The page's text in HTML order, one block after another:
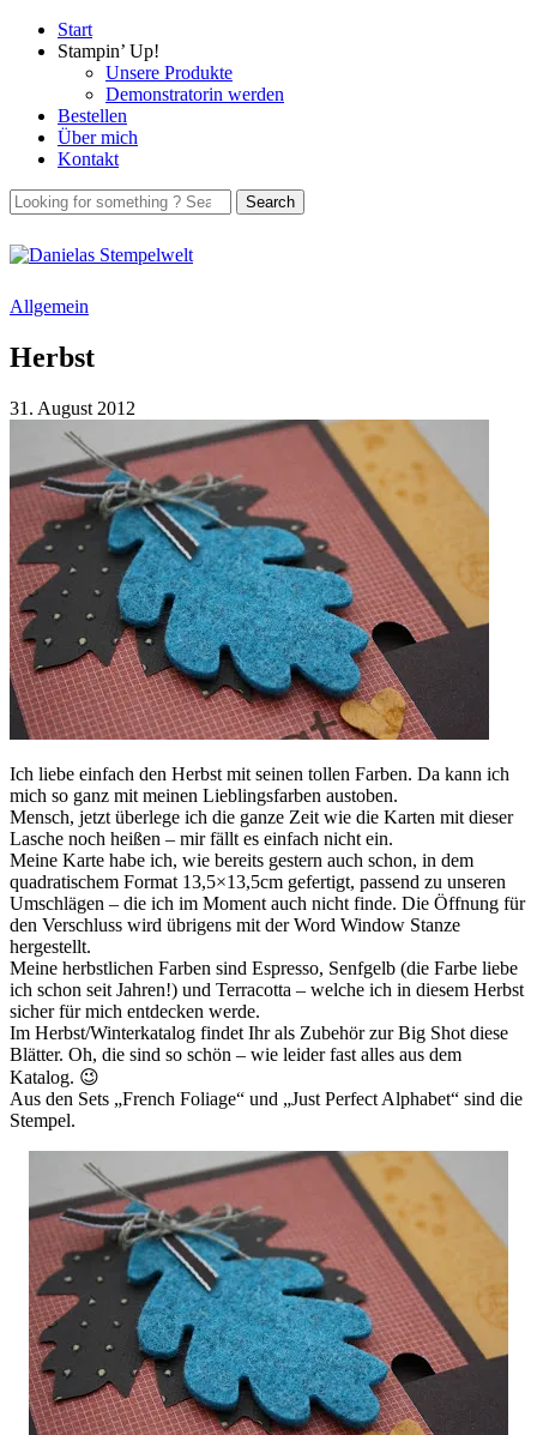
Start
Stampin’ Up!
Unsere Produkte
Demonstratorin werden
Bestellen
Über mich
Kontakt
Allgemein
Herbst
31. August 2012
Ich liebe einfach den Herbst mit seinen tollen Farben. Da kann ich
mich so ganz mit meinen Lieblingsfarben austoben.
Mensch, jetzt überlege ich die ganze Zeit wie die Karten mit dieser
Lasche noch heißen – mir fällt es einfach nicht ein.
Meine Karte habe ich, wie bereits gestern auch schon, in dem
quadratischem Format 13,5×13,5cm gefertigt, passend zu unseren
Umschlägen – die ich im Moment auch nicht finde. Die Öffnung für
den Verschluss wird übrigens mit der Word Window Stanze
hergestellt.
Meine herbstlichen Farben sind Espresso, Senfgelb (die Farbe liebe
ich schon seit Jahren!) und Terracotta – welche ich in diesem Herbst
sicher für mich entdecken werde.
Im Herbst/Winterkatalog findet Ihr als Zubehör zur Big Shot diese
Blätter. Oh, die sind so schön – wie leider fast alles aus dem
Katalog. 😉
Aus den Sets „French Foliage“ und „Just Perfect Alphabet“ sind die
Stempel.